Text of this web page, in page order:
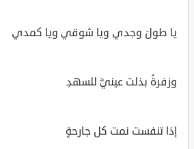
يا طولَ وجدي ويا شوقي ويا كمدي
وزفرةً بذلت عينيَّ للسهدِ
إذا تنفست نمت كل جارحةٍ